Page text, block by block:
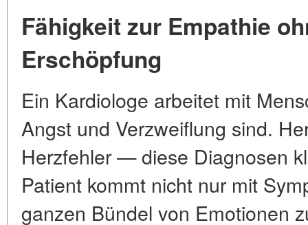
Fähigkeit zur Empathie
Erschöpfung
Ein Kardiologe arbeitet mit
Angst und Verzweiflung sind.
Herzfehler — diese Diagnosen
Patient kommt nicht nur mit
ganzen Bündel von Emotionen